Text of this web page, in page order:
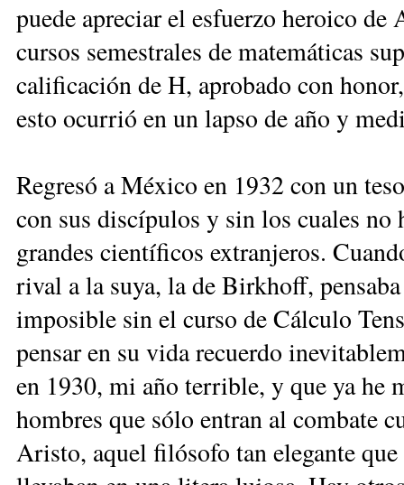
puede apreciar el esfuerzo heroico
cursos semestrales de matemáticas
calificación de H, aprobado con
esto ocurrió en un lapso de año y
Regresó a México en 1932 con un
con sus discípulos y sin los cuales
grandes científicos extranjeros.
rival a la suya, la de Birkhoff,
imposible sin el curso de Cálculo
pensar en su vida recuerdo
en 1930, mi año terrible, y que ya he
hombres que sólo entran al combate
Aristo, aquel filósofo tan elegante